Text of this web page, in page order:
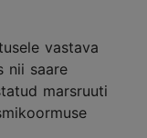
vastava
nii saare
marsruuti